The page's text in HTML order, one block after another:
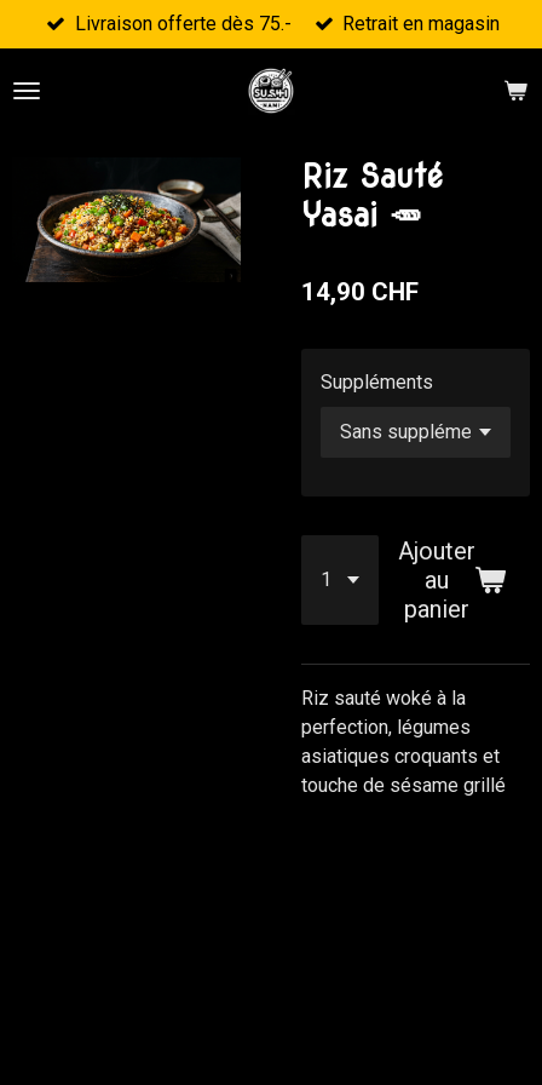
Passer
au
contenu
Livraison offerte dès 75.- Retrait en magasin
Riz Sauté
Yasai 🥕
14,90 CHF
Suppléments
Ajouter
au
panier
Riz sauté woké à la
perfection, légumes
asiatiques croquants et
touche de sésame grillé